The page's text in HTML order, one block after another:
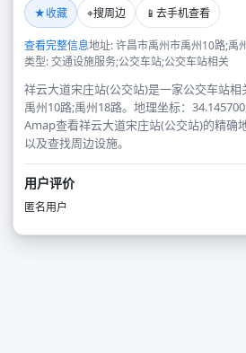
★收藏 ⌖搜周边 📱 去手机查看
查看完整信息地址: 许昌市禹州市禹州10路;禹
类型: 交通设施服务;公交车站;公交车站相关
祥云大道宋庄站(公交站)是一家公交车站
禹州10路;禹州18路。地理坐标：
Amap查看祥云大道宋庄站(公交站)的精确
以及查找周边设施。
用户评价
匿名用户